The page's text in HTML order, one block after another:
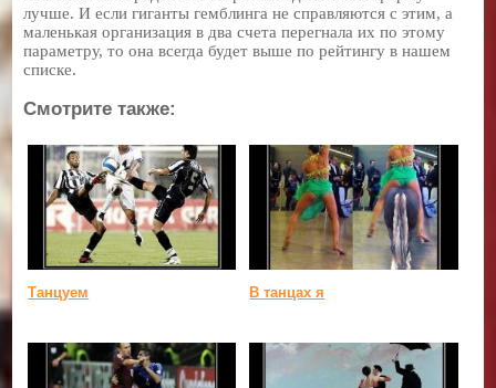
лучше. И если гиганты гемблинга не справляются с этим, а
маленькая организация в два счета перегнала их по этому
параметру, то она всегда будет выше по рейтингу в нашем
списке.
Смотрите также:
Танцуем В танцах я